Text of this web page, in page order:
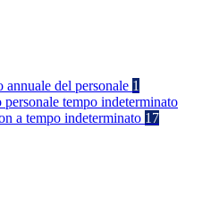
annuale del personale 1
personale tempo indeterminato
a tempo indeterminato 17